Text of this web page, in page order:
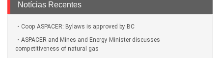
Notícias Recentes
Coop ASPACER: Bylaws is approved by BC
ASPACER and Mines and Energy Minister discusses
competitiveness of natural gas